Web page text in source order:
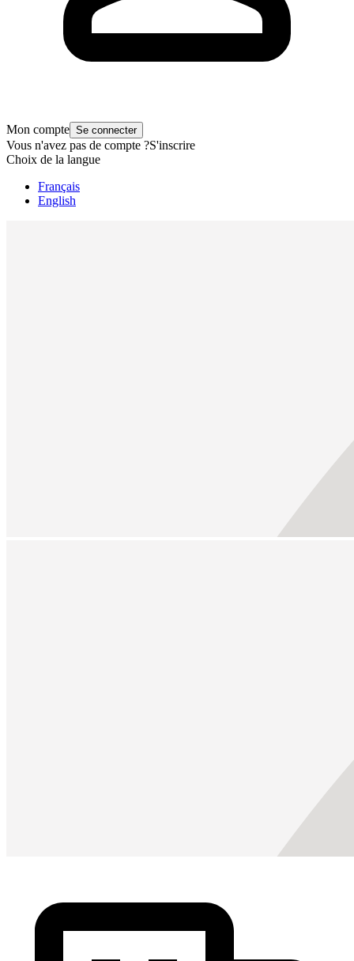
Mon compte Se connecter
Vous n'avez pas de compte ?S'inscrire
Choix de la langue
Français
English